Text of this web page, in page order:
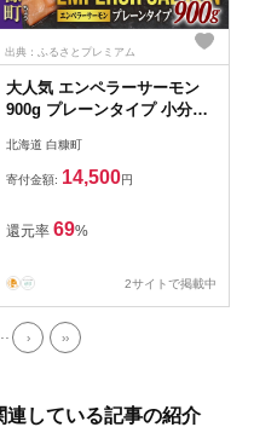
出典：ふるさとプレミアム
大人気 エンペラーサーモン
900g プレーンタイプ 小分け
クサーモン 水産庁長官賞 受
賞 さけ シャケ しゃけ sake
テーキ 人気 高級 大満足 美味
しい 贈答 生食用 刺身 お刺身
り 薄切り ふるさと納税 北海
道 白糠町
北海道 白糠町
寄付金額: 14,500円
還元率 69%
2サイトで掲載中
› ››
している記事の紹介